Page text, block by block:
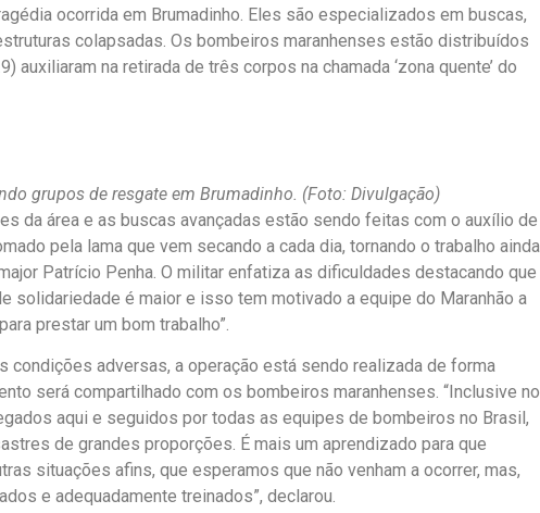
ocorrida em Brumadinho. Eles são especializados em buscas,
colapsadas. Os bombeiros maranhenses estão distribuídos
auxiliaram na retirada de três corpos na chamada ‘zona quente’ do
grupos de resgate em Brumadinho. (Foto: Divulgação)
da área e as buscas avançadas estão sendo feitas com o auxílio de
pela lama que vem secando a cada dia, tornando o trabalho ainda
Patrício Penha. O militar enfatiza as dificuldades destacando que
solidariedade é maior e isso tem motivado a equipe do Maranhão a
prestar um bom trabalho”.
condições adversas, a operação está sendo realizada de forma
será compartilhado com os bombeiros maranhenses. “Inclusive no
aqui e seguidos por todas as equipes de bombeiros no Brasil,
de grandes proporções. É mais um aprendizado para que
situações afins, que esperamos que não venham a ocorrer, mas,
e adequadamente treinados”, declarou.